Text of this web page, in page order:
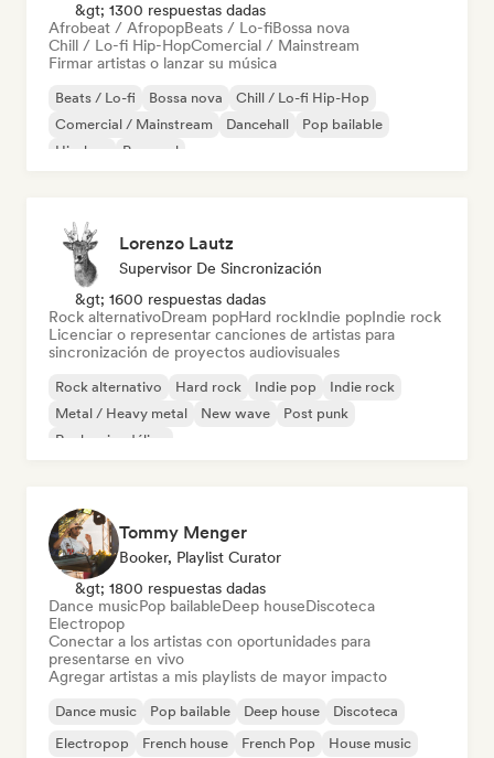
&gt; 1300 respuestas dadas
Afrobeat / AfropopBeats / Lo-fiBossa nova
Chill / Lo-fi Hip-HopComercial / Mainstream
Firmar artistas o lanzar su música
Beats / Lo-fi Bossa nova
Chill / Lo-fi Hip-Hop
Comercial / Mainstream
Dancehall
Pop bailable
Hip-hop
Pop soul
Lorenzo Lautz
Supervisor De Sincronización
&gt; 1600 respuestas dadas
Rock alternativoDream popHard rockIndie popIndie rock
Licenciar o representar canciones de artistas para
sincronización de proyectos audiovisuales
Rock alternativo Hard rock Indie pop
Indie rock
Metal / Heavy metal
New wave
Post punk
Rock psicodélico
Tommy Menger
Booker, Playlist Curator
&gt; 1800 respuestas dadas
Dance musicPop bailableDeep houseDiscoteca
Electropop
Conectar a los artistas con oportunidades para
presentarse en vivo
Agregar artistas a mis playlists de mayor impacto
Dance music Pop bailable Deep house
Discoteca
Electropop
French house French Pop House music